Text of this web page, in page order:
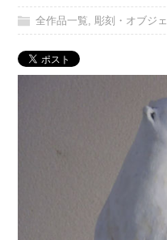
全作品一覧,彫刻・オブジェ